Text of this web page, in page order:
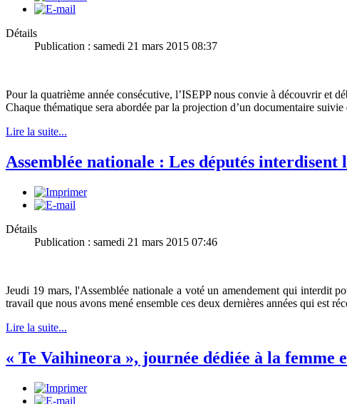
Détails
Publication : samedi 21 mars 2015 08:37
Pour la quatrième année consécutive, l’ISEPP nous convie à découvrir et
Chaque thématique sera abordée par la projection d’un documentaire
Lire la suite...
Assemblée nationale : Les députés interdisent
Détails
Publication : samedi 21 mars 2015 07:46
Jeudi 19 mars, l'Assemblée nationale a voté un amendement qui interdit
travail que nous avons mené ensemble ces deux dernières années qui est
Lire la suite...
« Te Vaihineora », journée dédiée à la femme